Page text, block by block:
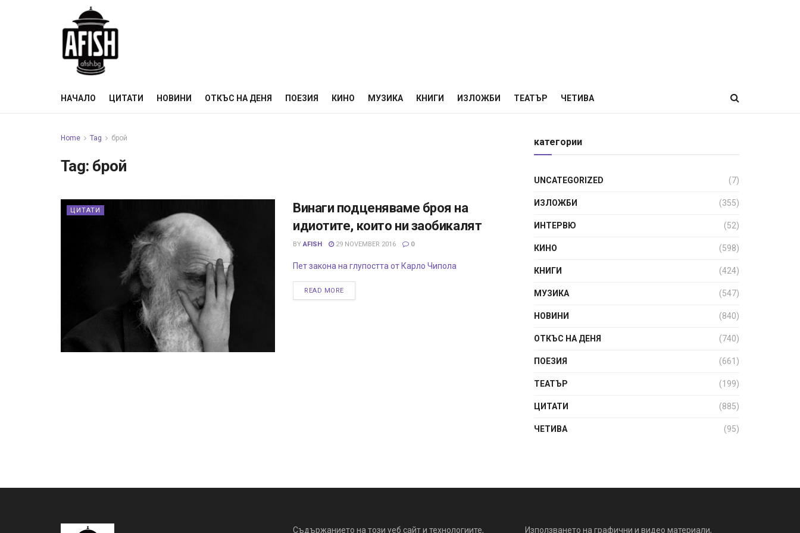
НАЧАЛО ЦИТАТИ НОВИНИ ОТКЪС НА ДЕНЯ ПОЕЗИЯ КИНО МУЗИКА КНИГИ ИЗЛОЖБИ ТЕАТЪР ЧЕТИВА
Home Tag брой
Tag: брой
ЦИТАТИ
Винаги подценяваме броя на
идиотите, които ни заобикалят
BY AFISH 29 NOVEMBER 2016 0
Пет закона на глупостта от Карло Чипола
READ MORE
категории
UNCATEGORIZED (7)
ИЗЛОЖБИ (355)
ИНТЕРВЮ (52)
КИНО (598)
КНИГИ (424)
МУЗИКА (547)
НОВИНИ (840)
ОТКЪС НА ДЕНЯ (740)
ПОЕЗИЯ (661)
ТЕАТЪР (199)
ЦИТАТИ (885)
ЧЕТИВА (95)
Съдържанието на този уеб сайт и технологиите, Използването на графични и видео материали,